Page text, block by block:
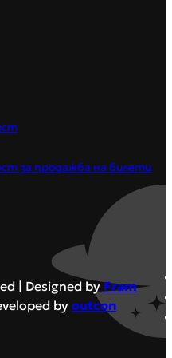
за продажба на билети
| Designed byFram
byoutcon